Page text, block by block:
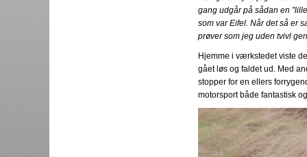
gang udgår på sådan en
som var Eifel. Når det så er
prøver som jeg uden tvivl
Hjemme i værkstedet viste
gået løs og faldet ud. Med
stopper for en ellers
motorsport både fantastisk